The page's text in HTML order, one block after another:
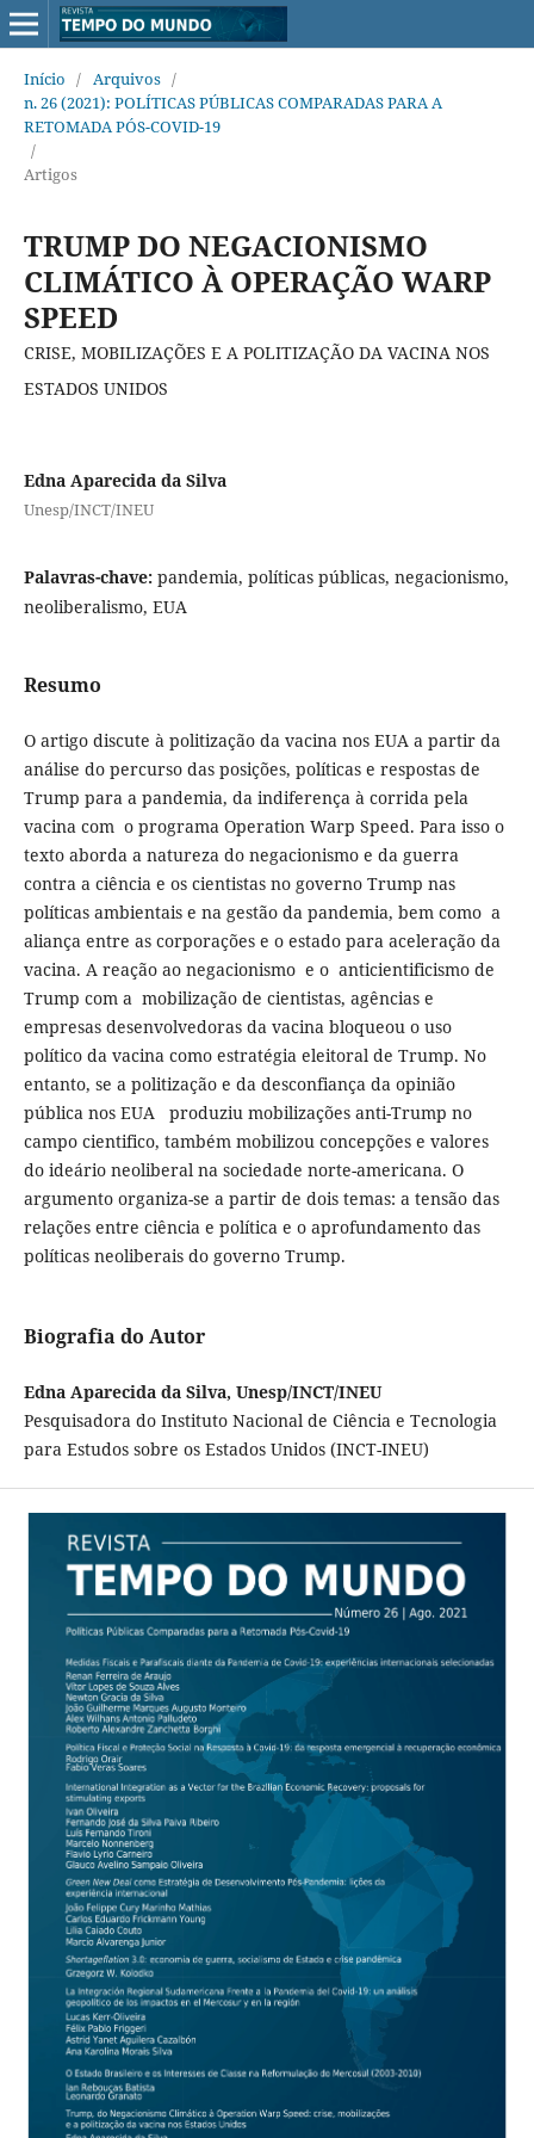
Início / Arquivos /
n. 26 (2021): POLÍTICAS PÚBLICAS COMPARADAS PARA A
RETOMADA PÓS-COVID-19
/
Artigos
TRUMP DO NEGACIONISMO
CLIMÁTICO À OPERAÇÃO WARP
SPEED
CRISE, MOBILIZAÇÕES E A POLITIZAÇÃO DA VACINA NOS
ESTADOS UNIDOS
Edna Aparecida da Silva
Unesp/INCT/INEU
Palavras-chave: pandemia, políticas públicas, negacionismo,
neoliberalismo, EUA
Resumo
O artigo discute à politização da vacina nos EUA a partir da
análise do percurso das posições, políticas e respostas de
Trump para a pandemia, da indiferença à corrida pela
vacina com o programa Operation Warp Speed. Para isso o
texto aborda a natureza do negacionismo e da guerra
contra a ciência e os cientistas no governo Trump nas
políticas ambientais e na gestão da pandemia, bem como a
aliança entre as corporações e o estado para aceleração da
vacina. A reação ao negacionismo e o anticientificismo de
Trump com a mobilização de cientistas, agências e
empresas desenvolvedoras da vacina bloqueou o uso
político da vacina como estratégia eleitoral de Trump. No
entanto, se a politização e da desconfiança da opinião
pública nos EUA produziu mobilizações anti-Trump no
campo cientifico, também mobilizou concepções e valores
do ideário neoliberal na sociedade norte-americana. O
argumento organiza-se a partir de dois temas: a tensão das
relações entre ciência e política e o aprofundamento das
políticas neoliberais do governo Trump.
Biografia do Autor
Edna Aparecida da Silva, Unesp/INCT/INEU
Pesquisadora do Instituto Nacional de Ciência e Tecnologia
para Estudos sobre os Estados Unidos (INCT-INEU)